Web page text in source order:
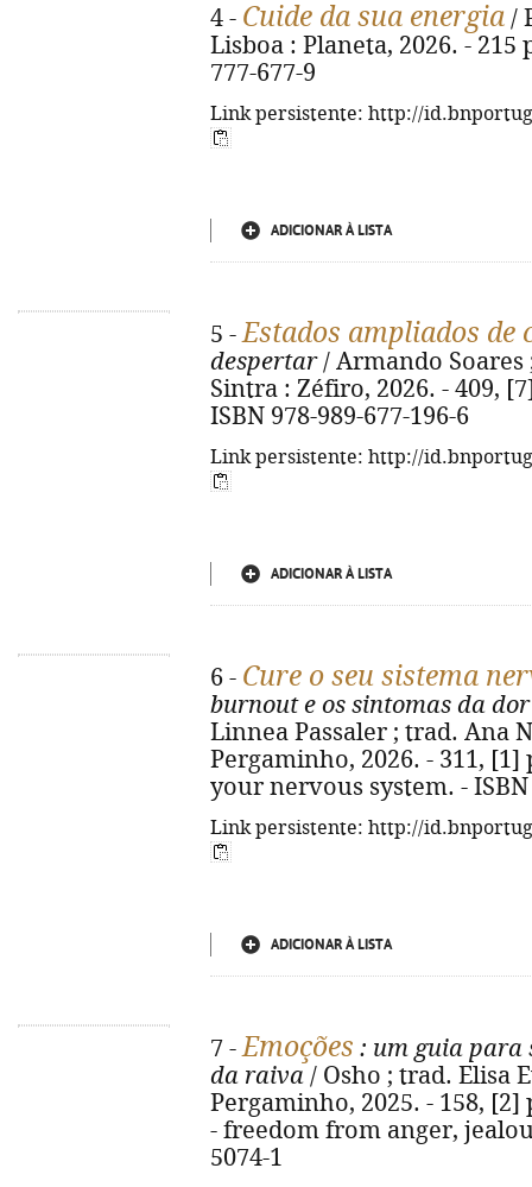
4 - Cuide da sua energia /
Lisboa : Planeta, 2026. - 215
777-677-9
Link persistente: http://
ADICIONAR À LISTA
5 -Estados ampliados de
despertar/ Armando Soares
Sintra : Zéfiro, 2026. - 409,
ISBN 978-989-677-196-6
Link persistente: http://
ADICIONAR À LISTA
6 - Cure o seu sistema
burnout e os sintomas da
Linnea Passaler ; trad. Ana
Pergaminho, 2026. - 311,
your nervous system. - ISBN
Link persistente: http://
ADICIONAR À LISTA
7 -Emoções : um guia para
da raiva / Osho ; trad. Elisa
Pergaminho, 2025. - 158,
- freedom from anger,
5074-1